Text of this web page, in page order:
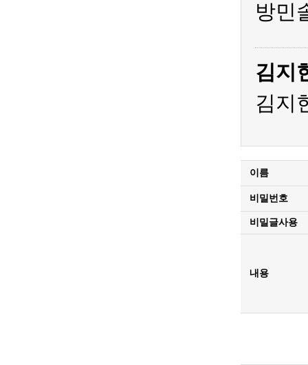
방민
김지
김지
이름
비밀번호
비밀글사용
내용